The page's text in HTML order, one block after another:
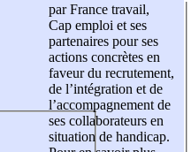
par France travail,
Cap emploi et ses
partenaires pour ses
actions concrètes en
faveur du recrutement,
de l’intégration et de
l’accompagnement de
ses collaborateurs en
situation de handicap.